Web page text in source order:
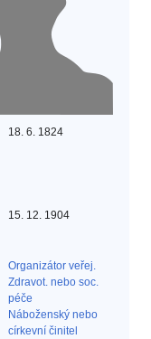
18. 6. 1824
15. 12. 1904
Organizátor veřej.
Zdravot. nebo soc.
péče‎
Náboženský nebo
církevní činitel‎